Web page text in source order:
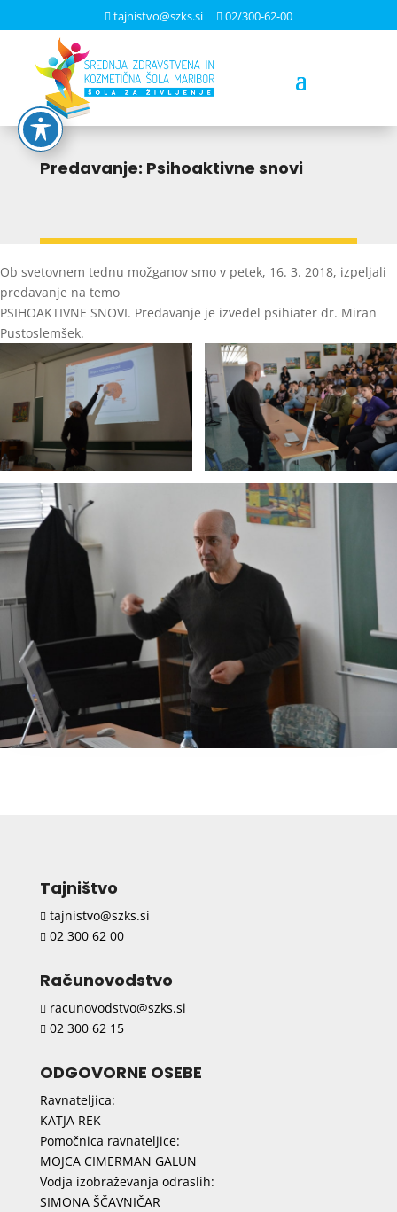
 tajnistvo@szks.si  02/300-62-00
Predavanje: Psihoaktivne snovi
Ob svetovnem tednu možganov smo v petek, 16. 3. 2018, izpeljali
predavanje na temo
PSIHOAKTIVNE SNOVI. Predavanje je izvedel psihiater dr. Miran
Pustoslemšek.
Tajništvo
 tajnistvo@szks.si
 02 300 62 00
Računovodstvo
 racunovodstvo@szks.si
 02 300 62 15
ODGOVORNE OSEBE
Ravnateljica:
KATJA REK
Pomočnica ravnateljice:
MOJCA CIMERMAN GALUN
Vodja izobraževanja odraslih:
SIMONA ŠČAVNIČAR